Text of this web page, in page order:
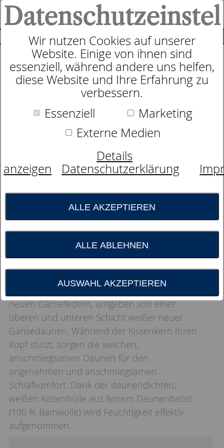
SUCHE
0
Kissen
dormabell 3-Kammer
des 3-Kammer-Kissens ist gefüllt mit weißen
neuen Gänsefedern, umgeben von einer
oberen und unteren Schicht weißer neuer
Gänsedaunen. Während der Kissenkern Ihren
Kopf stützt, sorgen die weichen,
anschmiegsamen Daunen für den
angenehmen und anschmiegsamen
Schlafkomfort. Dank der daunendichten,
weißen Kissenhülle aus feinem Daunenbatist
(100 % Bamwolle) wird Feuchtigkeit effektiv
aufgenommen.
Wir nutzen Cookies auf unserer
Website. Einige von ihnen sind
essenziell, während andere uns helfen,
diese Website und Ihre Erfahrung zu
verbessern.
Essenziell
Marketing
Externe Medien
Details
anzeigen
Datenschutzerklärung
ALLE AKZEPTIEREN
ALLE ABLEHNEN
AUSWAHL AKZEPTIEREN